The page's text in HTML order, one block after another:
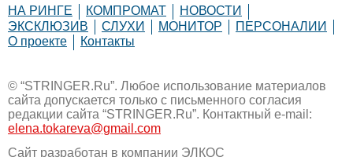
НА РИНГЕ КОМПРОМАТ
НОВОСТИ
ЭКСКЛЮЗИВ
СЛУХИ МОНИТОР
ПЕРСОНАЛИИ
О проекте
Контакты
© “STRINGER.Ru”. Любое использование материалов
сайта допускается только с письменного согласия
редакции сайта “STRINGER.Ru”. Контактный e-mail:
elena.tokareva@gmail.com
Сайт разработан в компании ЭЛКОС